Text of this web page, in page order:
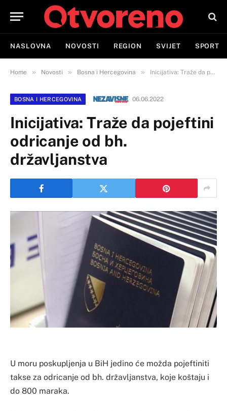
NASLOVNA NOVOSTI REGION SVIJET SPORT
Home » Novosti » Bosna i Hercegovina » Inicijativa: Traže da pojeftini odricanje od bh. državljanstva
BOSNA I HERCEGOVINA 06.06.2022
Inicijativa: Traže da pojeftini
odricanje od bh.
državljanstva
U moru poskupljenja u BiH jedino će možda pojeftiniti
takse za odricanje od bh. državljanstva, koje koštaju i
do 800 maraka.